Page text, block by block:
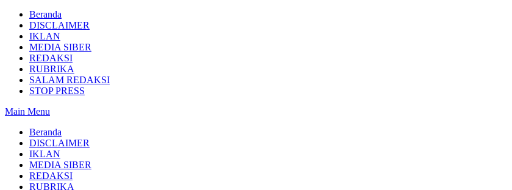
Beranda
DISCLAIMER
IKLAN
MEDIA SIBER
REDAKSI
RUBRIKA
SALAM REDAKSI
STOP PRESS
Main Menu
Beranda
DISCLAIMER
IKLAN
MEDIA SIBER
REDAKSI
RUBRIKA